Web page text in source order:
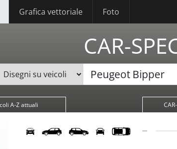
Grafica vettoriale Foto
CAR-
A-Z attuali